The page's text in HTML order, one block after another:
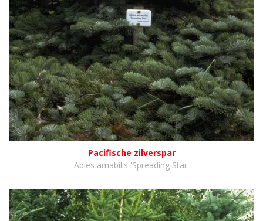
Pacifische zilverspar
Abies amabilis 'Spreading Star'